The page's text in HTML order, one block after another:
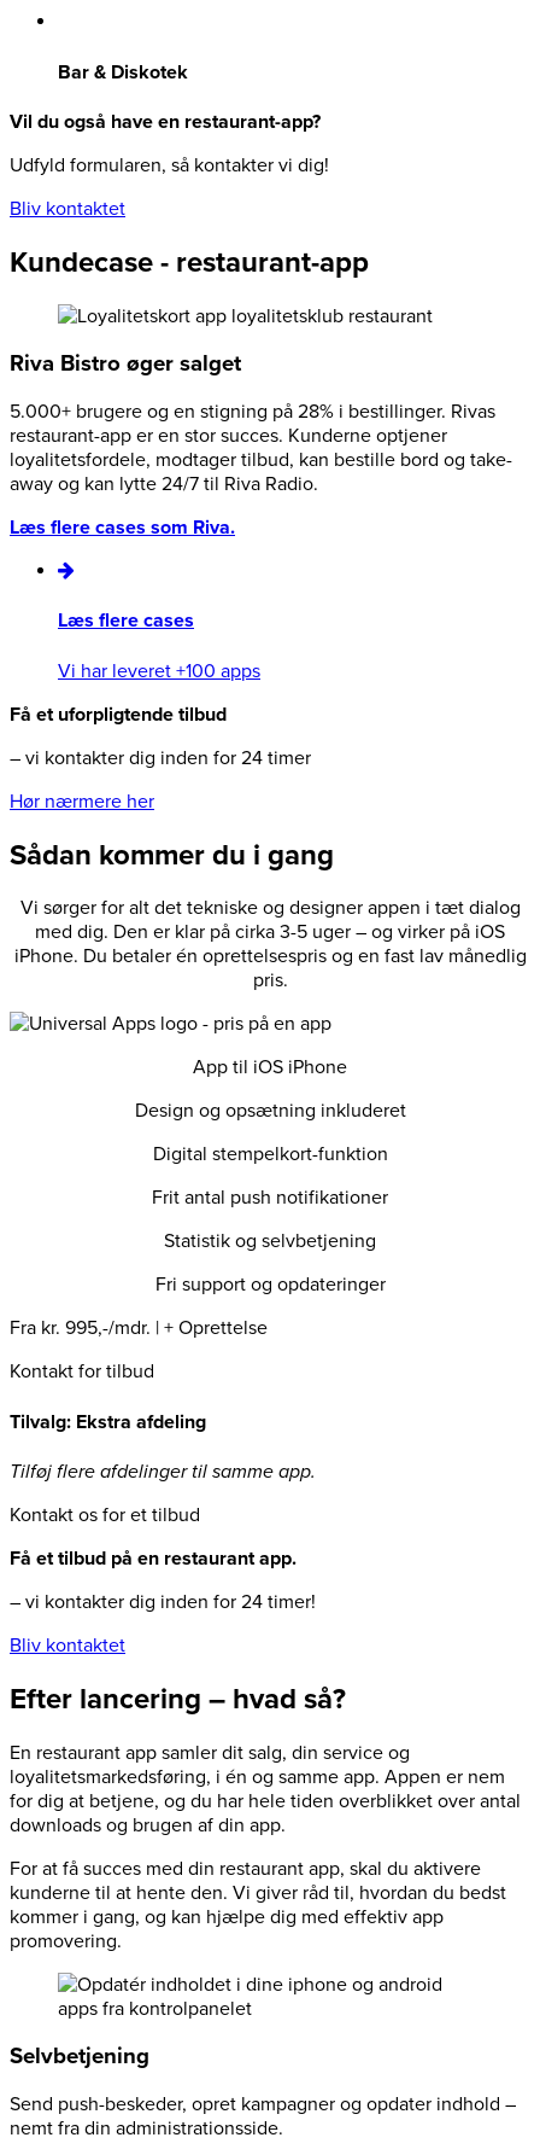
Bar & Diskotek
Vil du også have en restaurant-app?
Udfyld formularen, så kontakter vi dig!
Bliv kontaktet
Kundecase - restaurant-app
Riva Bistro øger salget
5.000+ brugere og en stigning på 28% i bestillinger. Rivas
restaurant-app er en stor succes. Kunderne optjener
loyalitetsfordele, modtager tilbud, kan bestille bord og take-
away og kan lytte 24/7 til Riva Radio.
Læs flere cases som Riva.
Læs flere cases
Vi har leveret +100 apps
Få et uforpligtende tilbud
– vi kontakter dig inden for 24 timer
Hør nærmere her
Sådan kommer du i gang
Vi sørger for alt det tekniske og designer appen i tæt dialog
med dig. Den er klar på cirka 3-5 uger – og virker på iOS
iPhone. Du betaler én oprettelsespris og en fast lav månedlig
pris.
App til iOS iPhone
Design og opsætning inkluderet
Digital stempelkort-funktion
Frit antal push notifikationer
Statistik og selvbetjening
Fri support og opdateringer
Fra kr. 995,-/mdr. | + Oprettelse
Kontakt for tilbud
Tilvalg: Ekstra afdeling
Tilføj flere afdelinger til samme app.
Kontakt os for et tilbud
Få et tilbud på en restaurant app.
– vi kontakter dig inden for 24 timer!
Bliv kontaktet
Efter lancering – hvad så?
En restaurant app samler dit salg, din service og
loyalitetsmarkedsføring, i én og samme app. Appen er nem
for dig at betjene, og du har hele tiden overblikket over antal
downloads og brugen af din app.
For at få succes med din restaurant app, skal du aktivere
kunderne til at hente den. Vi giver råd til, hvordan du bedst
kommer i gang, og kan hjælpe dig med effektiv app
promovering.
Selvbetjening
Send push-beskeder, opret kampagner og opdater indhold –
nemt fra din administrationsside.